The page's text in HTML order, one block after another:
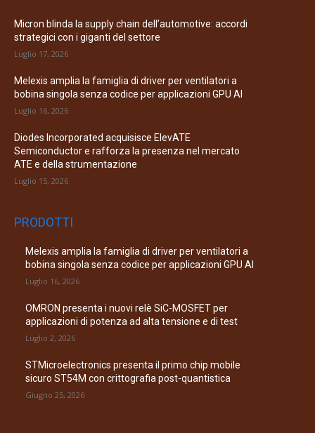
Micron blinda la supply chain dell’automotive: accordi
strategici con i giganti del settore
Luglio 17, 2026
Melexis amplia la famiglia di driver per ventilatori a
bobina singola senza codice per applicazioni GPU AI
Luglio 16, 2026
Diodes Incorporated acquisisce ElevATE
Semiconductor e rafforza la presenza nel mercato
ATE e della strumentazione
Luglio 15, 2026
PRODOTTI
Melexis amplia la famiglia di driver per ventilatori a
bobina singola senza codice per applicazioni GPU AI
Luglio 16, 2026
OMRON presenta i nuovi relè SiC-MOSFET per
applicazioni di potenza ad alta tensione e di test
Luglio 2, 2026
STMicroelectronics presenta il primo chip mobile
sicuro ST54M con crittografia post-quantistica
Giugno 25, 2026